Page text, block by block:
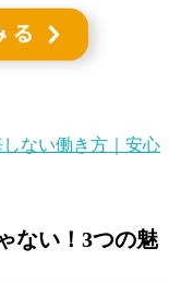
ない働き方｜安心
ない！3つの魅